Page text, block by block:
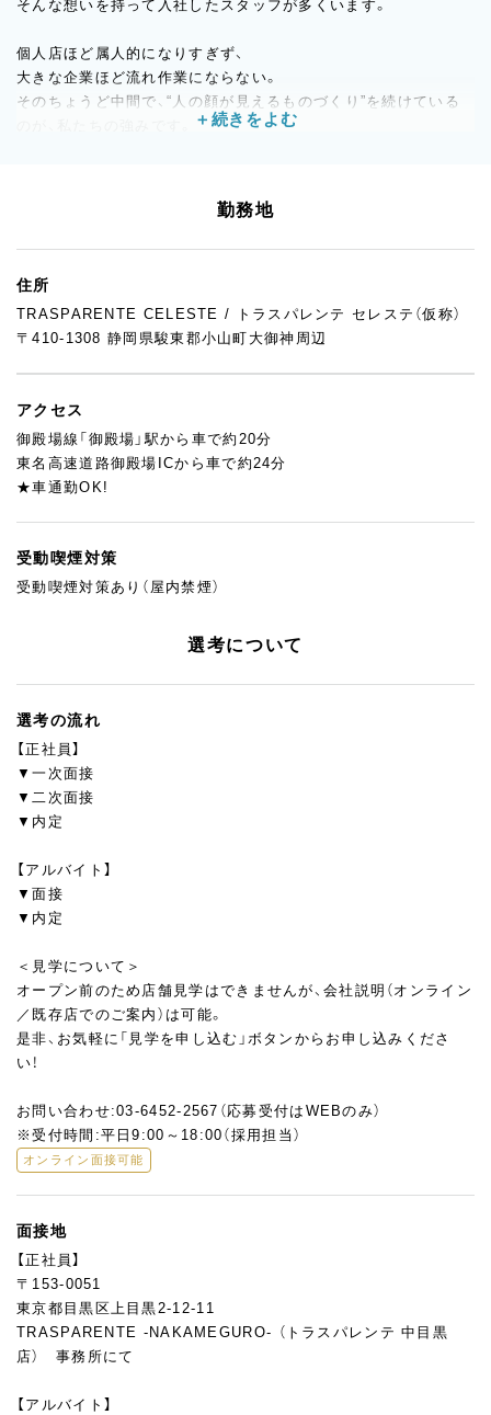
そんな想いを持って入社したスタッフが多くいます。
個人店ほど属人的になりすぎず、
大きな企業ほど流れ作業にならない。
そのちょうど中間で、“人の顔が見えるものづくり”を続けている
パンやお菓子が好きで、成長していきたい方。
ぜひ一度、トラスパレンテの雰囲気を見に来てください。
す。
勤務地
住所
TRASPARENTE CELESTE / トラスパレンテ セレステ（仮称）
〒410-1308 静岡県駿東郡小山町大御神周辺
アクセス
御殿場線「御殿場」駅から車で約20分
東名高速道路御殿場ICから車で約24分
★車通勤OK!
受動喫煙対策
受動喫煙対策あり（屋内禁煙）
選考について
選考の流れ
【正社員】
▼一次面接
▼二次面接
▼内定
【アルバイト】
▼面接
▼内定
＜見学について＞
オープン前のため店舗見学はできませんが、会社説明（オンライン
／既存店でのご案内）は可能。
是非、お気軽に「見学を申し込む」ボタンからお申し込みくださ
い！
お問い合わせ:03-6452-2567（応募受付はWEBのみ）
※受付時間:平日9:00～18:00（採用担当）
オンライン面接可能
面接地
【正社員】
〒153-0051
東京都目黒区上目黒2-12-11
TRASPARENTE -NAKAMEGURO- （トラスパレンテ 中目黒
店） 事務所にて
【アルバイト】